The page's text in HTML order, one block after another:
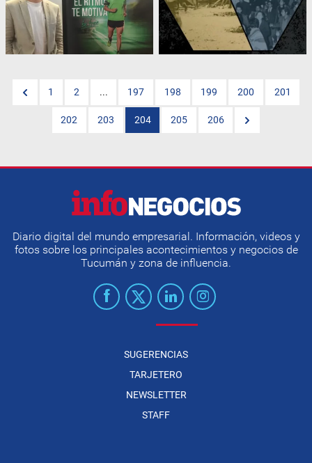
1 2 ... 197 198 199 200 201
202 203 204 205 206
Diario digital del mundo empresarial. Información, videos y
fotos sobre los principales acontecimientos y negocios de
Tucumán y zona de influencia.
SUGERENCIAS
TARJETERO
NEWSLETTER
STAFF